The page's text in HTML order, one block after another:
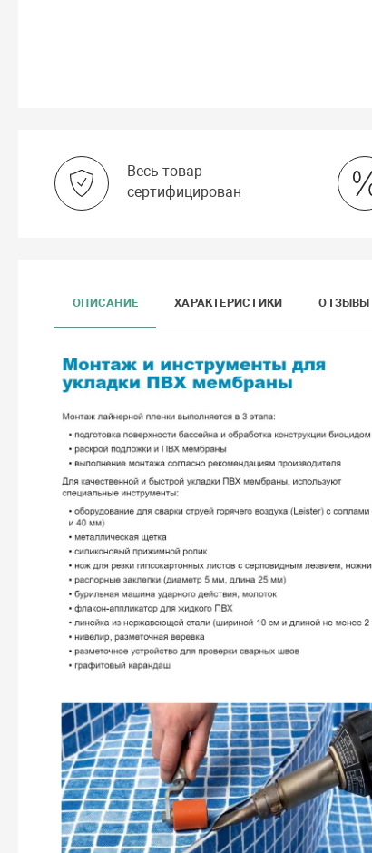
Весь товар
сертифицирован
ОПИСАНИЕ ХАРАКТЕРИСТИКИ ОТЗЫВЫ